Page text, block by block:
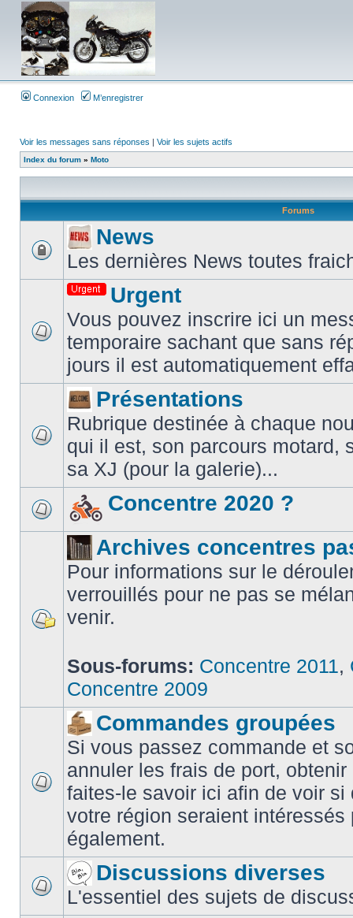
Connexion M’enregistrer
Voir les messages sans réponses | Voir les sujets actifs
Index du forum » Moto
Forums
News
Les dernières News toutes
Urgent
Vous pouvez inscrire ici un
temporaire sachant que sans
jours il est automatiquement
Présentations
Rubrique destinée à chaque
qui il est, son parcours motard,
sa XJ (pour la galerie)...
Concentre 2020 ?
Archives concentres
Pour informations sur le
verrouillés pour ne pas se
venir.
Sous-forums: Concentre 2011,
Concentre 2009
Commandes groupées
Si vous passez commande et
annuler les frais de port,
faites-le savoir ici afin de voir si
votre région seraient
également.
Discussions diverses
L'essentiel des sujets de